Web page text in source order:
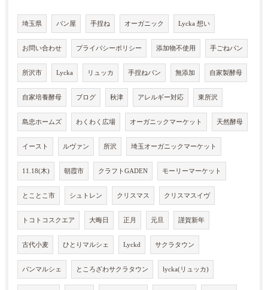
埼玉県 パン屋 手捏ね オーガニック Lycka 想い
お問い合わせ プライバシーポリシー 添加物不使用 手ごねパン
所沢市 Lycka リュッカ 手捏ねパン 無添加 自家製酵母
自家培養酵母 ブログ 秋津 アレルギー対応 東所沢
島忠ホームズ わくわく広場 オーガニックマーケット 天然酵母
イースト ルヴァン 所沢 埼玉オーガニックマーケット
11.18(木) 朝霞市 クラフトGADEN モーリーマーケット
とことこ市 シュトレン クリスマス クリスマスイヴ
トコトコスクエア 大晦日 正月 元旦 謹賀新年
古代小麦 ひとりマルシェ Lyckd サクラタウン
パンマルシェ ところざわサクラタウン lycka(リュッカ)